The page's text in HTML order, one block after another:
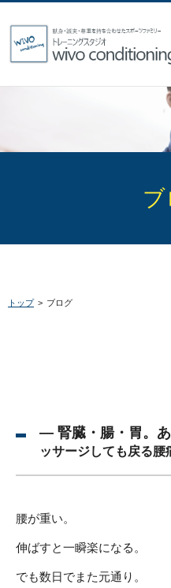
トップ > ブログ
― 腎臓・腸・胃。
ッサージしても戻る腰
腰が重い。
伸ばすと一瞬楽になる。
でも数日でまた元通り。